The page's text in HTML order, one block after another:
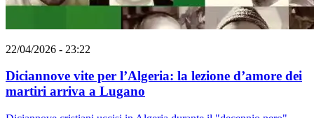
22/04/2026 - 23:22
Diciannove vite per l’Algeria: la lezione d’amore dei
martiri arriva a Lugano